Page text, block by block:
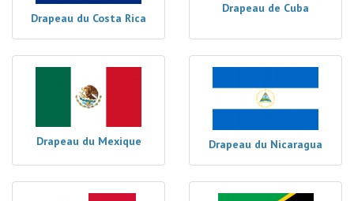
Drapeau du Costa Rica
Drapeau de Cuba
Drapeau du Mexique Drapeau du Nicaragua